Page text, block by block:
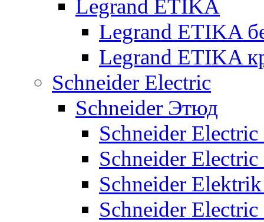
Legrand ETIKA
Legrand ETIKA
Legrand ETIKA
Schneider Electric
Schneider Этюд
Schneider
Schneider
Schneider
Schneider